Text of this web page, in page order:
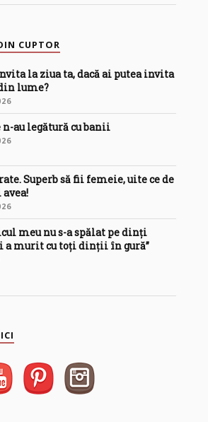
CUPTOR
la ziua ta, dacă ai putea invita
lume?
au legătură cu banii
Superb să fii femeie, uite ce de
meu nu s-a spălat pe dinți
a murit cu toți dinții în gură”